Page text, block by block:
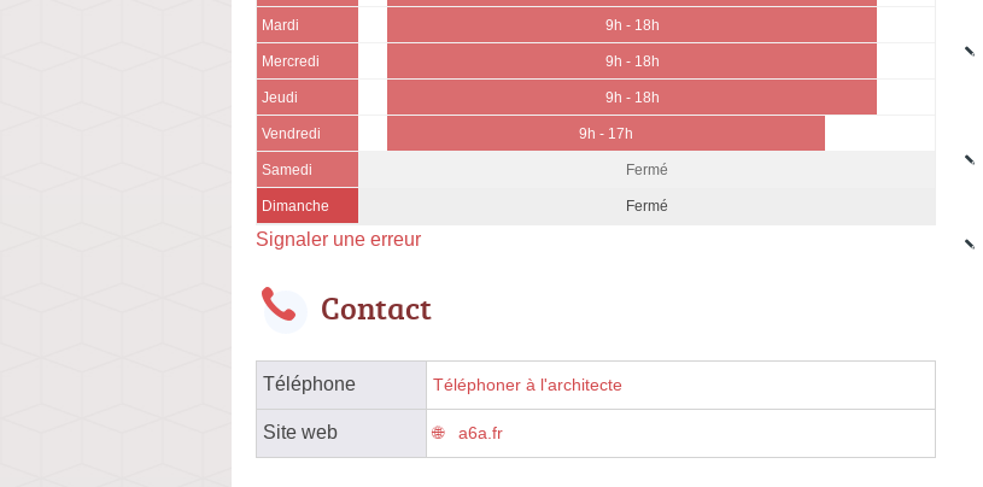
Mardi 9h - 18h
Mercredi 9h - 18h
Jeudi 9h - 18h
Vendredi 9h - 17h
Samedi Fermé
Dimanche Fermé
Signaler une erreur
Contact
Téléphone Téléphoner à l'architecte
Site web a6a.fr